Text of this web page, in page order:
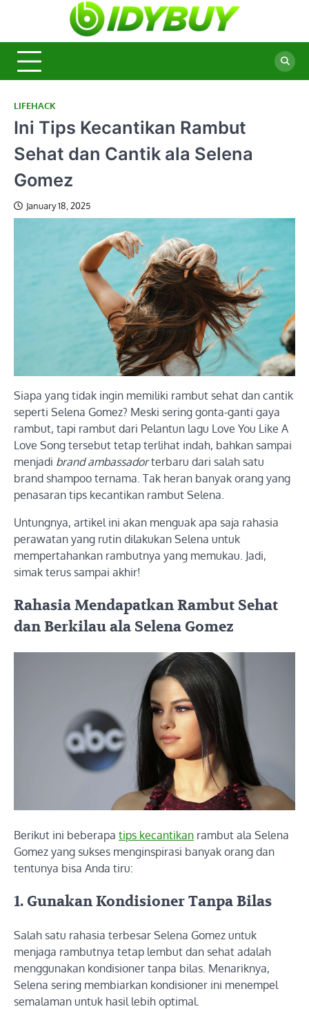
content
Informasi
LIFEHACK
Ini Tips Kecantikan Rambut
Sehat dan Cantik ala Selena
Gomez
January 18, 2025
Siapa yang tidak ingin memiliki rambut sehat dan cantik
seperti Selena Gomez? Meski sering gonta-ganti gaya
rambut, tapi rambut dari Pelantun lagu Love You Like A
Love Song tersebut tetap terlihat indah, bahkan sampai
menjadi brand ambassadorterbaru dari salah satu
brand shampoo ternama. Tak heran banyak orang yang
penasaran tips kecantikan rambut Selena.
Untungnya, artikel ini akan menguak apa saja rahasia
perawatan yang rutin dilakukan Selena untuk
mempertahankan rambutnya yang memukau. Jadi,
simak terus sampai akhir!
Rahasia Mendapatkan Rambut Sehat
dan Berkilau ala Selena Gomez
Berikut ini beberapa tips kecantikan rambut ala Selena
Gomez yang sukses menginspirasi banyak orang dan
tentunya bisa Anda tiru:
1. Gunakan Kondisioner Tanpa Bilas
Salah satu rahasia terbesar Selena Gomez untuk
menjaga rambutnya tetap lembut dan sehat adalah
menggunakan kondisioner tanpa bilas. Menariknya,
Selena sering membiarkan kondisioner ini menempel
semalaman untuk hasil lebih optimal.